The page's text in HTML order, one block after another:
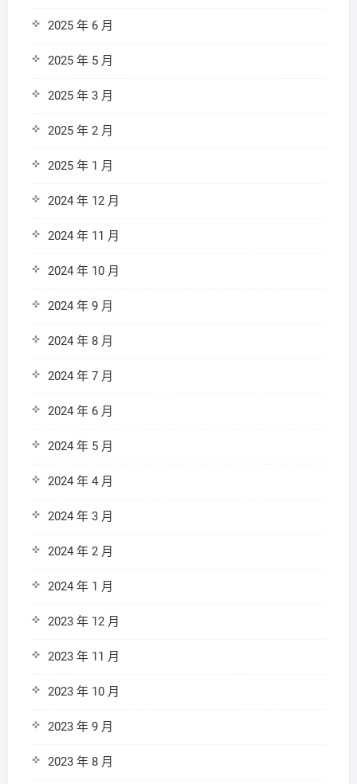
2025 年 6 月
2025 年 5 月
2025 年 3 月
2025 年 2 月
2025 年 1 月
2024 年 12 月
2024 年 11 月
2024 年 10 月
2024 年 9 月
2024 年 8 月
2024 年 7 月
2024 年 6 月
2024 年 5 月
2024 年 4 月
2024 年 3 月
2024 年 2 月
2024 年 1 月
2023 年 12 月
2023 年 11 月
2023 年 10 月
2023 年 9 月
2023 年 8 月